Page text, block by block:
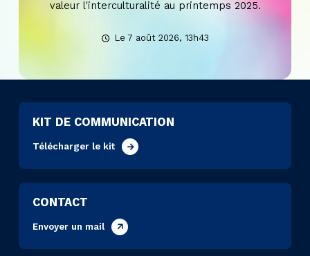
valeur l'interculturalité au printemps 2025.
Le 7 août 2026, 13h43
KIT DE COMMUNICATION
Télécharger le kit
CONTACT
Envoyer un mail